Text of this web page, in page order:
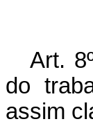
Art.
do
assim